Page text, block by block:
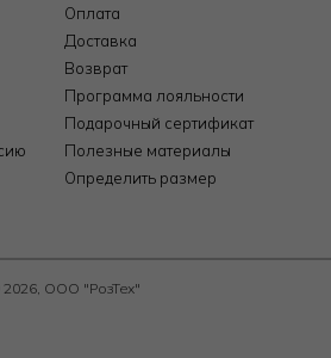
Оплата
Доставка
Возврат
Программа лояльности
Подарочный сертификат
Полезные материалы
Определить размер
ООО "РозТех"